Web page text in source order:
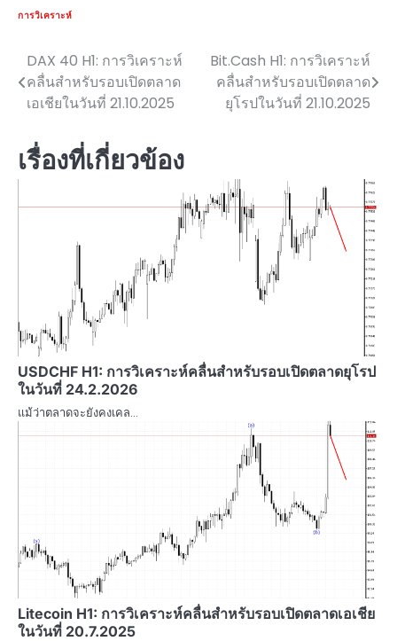
การวิเคราะห์
แนะแนว
เรื่อง
DAX 40 H1: การวิเคราะห์
คลื่นสำหรับรอบเปิดตลาด
เอเชียในวันที่ 21.10.2025
Bit.Cash H1: การวิเคราะห์
คลื่นสำหรับรอบเปิดตลาด
ยุโรปในวันที่ 21.10.2025
เรื่องที่เกี่ยวข้อง
USDCHF H1: การวิเคราะห์คลื่นสำหรับรอบเปิดตลาดยุโรป
ในวันที่ 24.2.2026
แม้ว่าตลาดจะยังคงเคล…
Litecoin H1: การวิเคราะห์คลื่นสำหรับรอบเปิดตลาดเอเชีย
ในวันที่ 20.7.2025